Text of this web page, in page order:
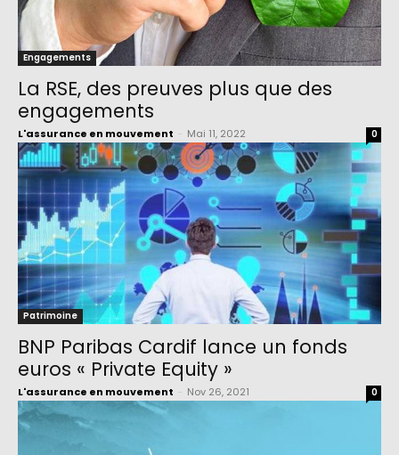
Engagements
La RSE, des preuves plus que des
engagements
L'assurance en mouvement Mai 11, 2022 0
Patrimoine
BNP Paribas Cardif lance un fonds
euros « Private Equity »
L'assurance en mouvement Nov 26, 2021 0